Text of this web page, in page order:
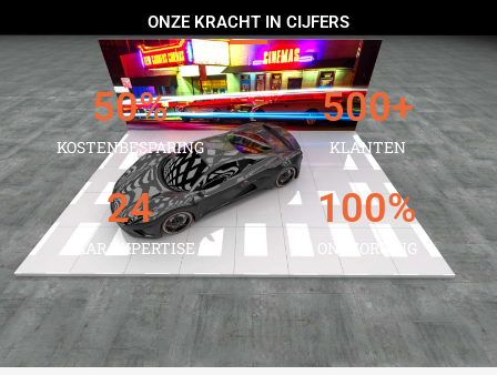
ONZE KRACHT IN CIJFERS
KOSTENBESPARING
50%
KLANTEN
500+
JAAR EXPERTISE
24
ONTZORGING
100%